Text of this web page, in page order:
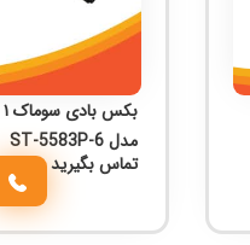
مدل ST-5583P-6
تماس بگیرید